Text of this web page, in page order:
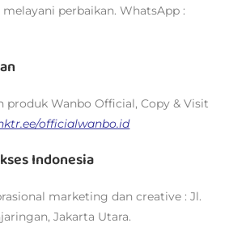
melayani perbaikan. WhatsApp :
produk Wanbo Official, Copy & Visit
officialwanbo.id
Indonesia
marketing dan creative : Jl.
Jakarta Utara.